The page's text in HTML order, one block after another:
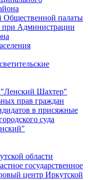
Общественной палаты
Администрации
"Ленский Шахтер"
прав граждан
в присяжные
суда
области
государственное
центр Иркутской